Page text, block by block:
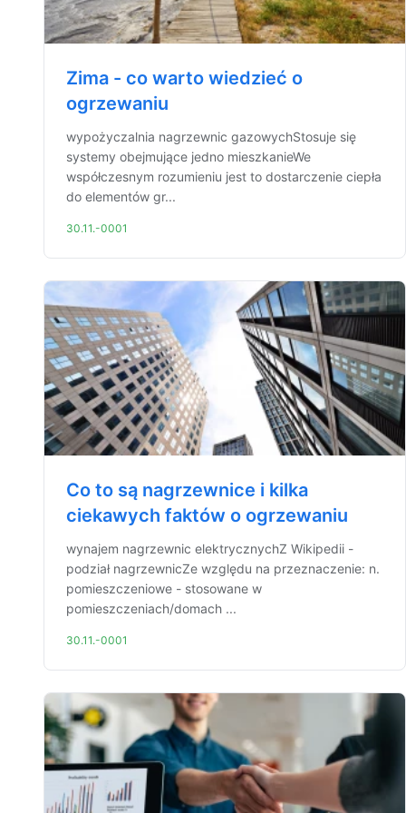
Zima - co warto wiedzieć o
ogrzewaniu
wypożyczalnia nagrzewnic gazowychStosuje się
systemy obejmujące jedno mieszkanieWe
współczesnym rozumieniu jest to dostarczenie ciepła
do elementów gr...
30.11.-0001
Co to są nagrzewnice i kilka
ciekawych faktów o ogrzewaniu
wynajem nagrzewnic elektrycznychZ Wikipedii -
podział nagrzewnicZe względu na przeznaczenie: n.
pomieszczeniowe - stosowane w
pomieszczeniach/domach ...
30.11.-0001